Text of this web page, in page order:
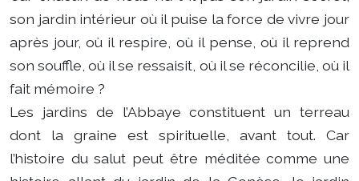
son jardin intérieur où il puise la force de vivre jour
après jour, où il respire, où il pense, où il reprend
son souffle, où il se ressaisit, où il se réconcilie, où il
fait mémoire ?
Les jardins de l’Abbaye constituent un terreau
dont la graine est spirituelle, avant tout. Car
l’histoire du salut peut être méditée comme une